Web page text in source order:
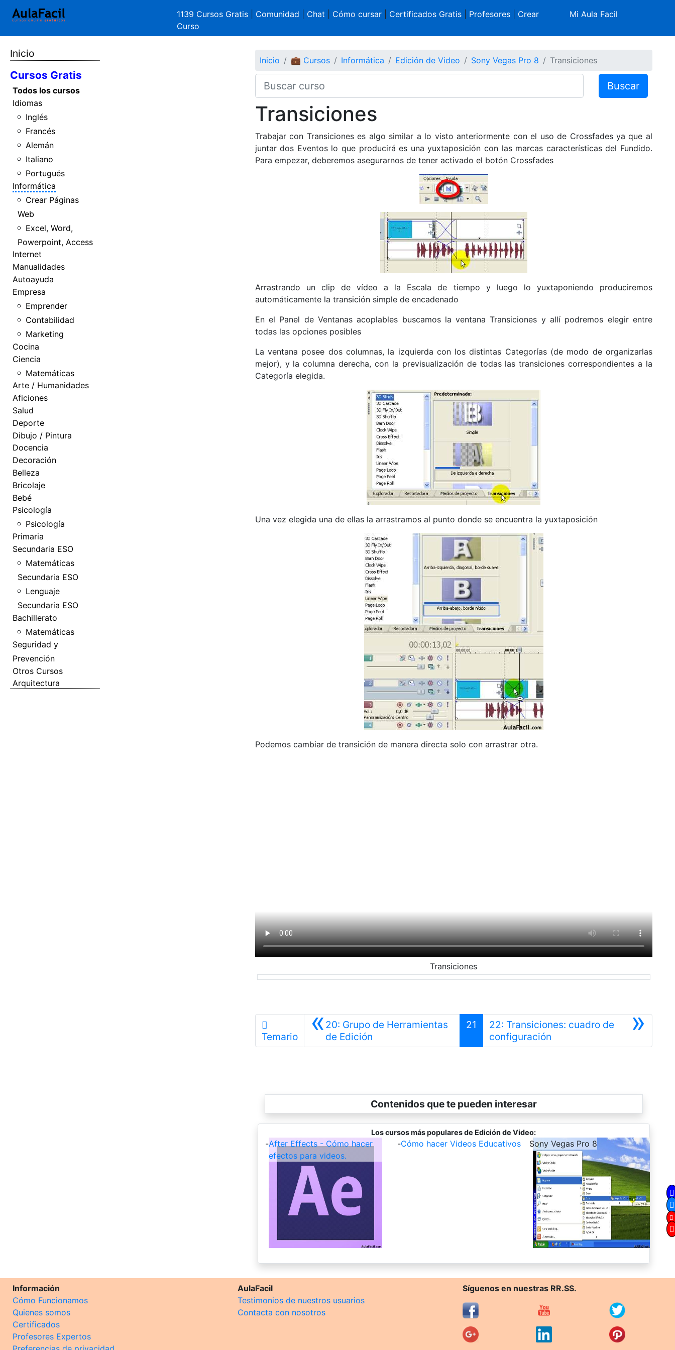
1139 Cursos Gratis Comunidad Chat Cómo cursar| Certificados Gratis| Profesores| Crear
Curso
Mi Aula Facil
Inicio
Cursos Gratis
Todos los cursos
Idiomas
Inglés
Francés
Alemán
Italiano
Portugués
Informática
Crear Páginas
Web
Excel, Word,
Powerpoint, Access
Internet
Manualidades
Autoayuda
Empresa
Emprender
Contabilidad
Marketing
Cocina
Ciencia
Matemáticas
Arte / Humanidades
Aficiones
Salud
Deporte
Dibujo / Pintura
Docencia
Decoración
Belleza
Bricolaje
Bebé
Psicología
Psicología
Primaria
Secundaria ESO
Matemáticas
Secundaria ESO
Lenguaje
Secundaria ESO
Bachillerato
Matemáticas
Seguridad y
Prevención
Otros Cursos
Arquitectura
Inicio 💼 Cursos Informática Edición de Video Sony Vegas Pro 8 Transiciones
Buscar
Transiciones
Trabajar con Transiciones es algo similar a lo visto anteriormente con el uso de Crossfades ya que al
juntar dos Eventos lo que producirá es una yuxtaposición con las marcas características del Fundido.
Para empezar, deberemos asegurarnos de tener activado el botón Crossfades
Arrastrando un clip de vídeo a la Escala de tiempo y luego lo yuxtaponiendo produciremos
automáticamente la transición simple de encadenado
En el Panel de Ventanas acoplables buscamos la ventana Transiciones y allí podremos elegir entre
todas las opciones posibles
La ventana posee dos columnas, la izquierda con los distintas Categorías (de modo de organizarlas
mejor), y la columna derecha, con la previsualización de todas las transiciones correspondientes a la
Categoría elegida.
Una vez elegida una de ellas la arrastramos al punto donde se encuentra la yuxtaposición
Podemos cambiar de transición de manera directa solo con arrastrar otra.
Transiciones
Temario «20: Grupo de Herramientas
de EdiciónAnterior
21 »
22: Transiciones: cuadro de
configuraciónSiguiente
Contenidos que te pueden interesar
Los cursos más populares de Edición de Video:
-After Effects - Cómo hacer
efectos para videos.
-Cómo hacer Videos Educativos -
Sony Vegas Pro 8
Información
Cómo Funcionamos
Quienes somos
Certificados
Profesores Expertos
AulaFacil
Testimonios de nuestros usuarios
Contacta con nosotros
Síguenos en nuestras RR.SS.